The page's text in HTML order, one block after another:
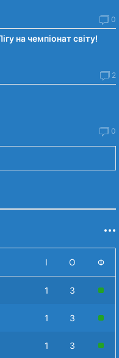
0
на чемпіонат світу!
2
0
І О Ф
1 3
1 3
1 3